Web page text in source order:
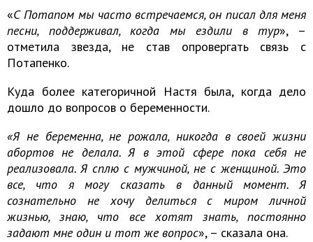
«С Потапом мы часто встречаемся, он писал для меня
песни, поддерживал, когда мы ездили в тур», –
отметила звезда, не став опровергать связь с
Потапенко.
Куда более категоричной Настя была, когда дело
дошло до вопросов о беременности.
«Я не беременна, не рожала, никогда в своей жизни
абортов не делала. Я в этой сфере пока себя не
реализовала. Я сплю с мужчиной, не с женщиной. Это
все, что я могу сказать в данный момент. Я
сознательно не хочу делиться с миром личной
жизнью, знаю, что все хотят знать, постоянно
задают мне один и тот же вопрос», – сказала она.